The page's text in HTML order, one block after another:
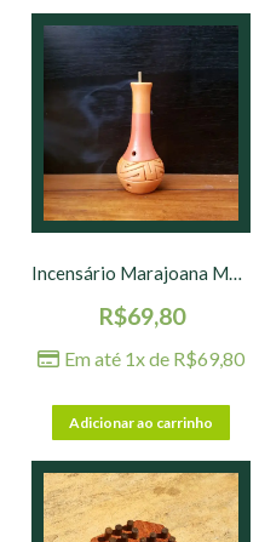
Incensário Marajoana MGil – 6 x 13 cm
R$69,80
Em até 1x de R$69,80
Adicionar ao carrinho